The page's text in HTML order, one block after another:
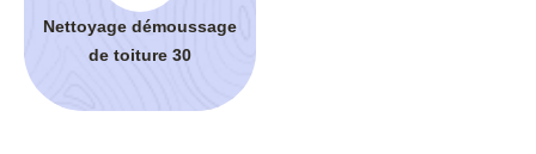
Nettoyage démoussage
de toiture 30